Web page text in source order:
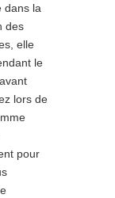
dans la
des
elle
le
lors de
pour